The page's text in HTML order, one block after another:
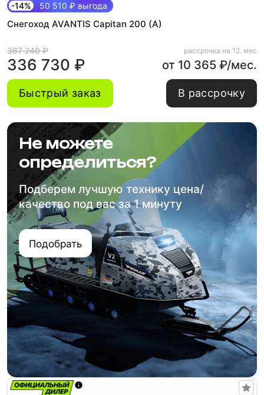
-14% 50 510 ₽ выгода
Снегоход AVANTIS Capitan 200 (A)
387 240 ₽
336 730 ₽
рассрочка на 12. мес
от 10 365 ₽/мес.
Быстрый заказ В рассрочку
Не можете
определиться?
Подберем лучшую технику цена/
качество под вас за 1 минуту
Подобрать